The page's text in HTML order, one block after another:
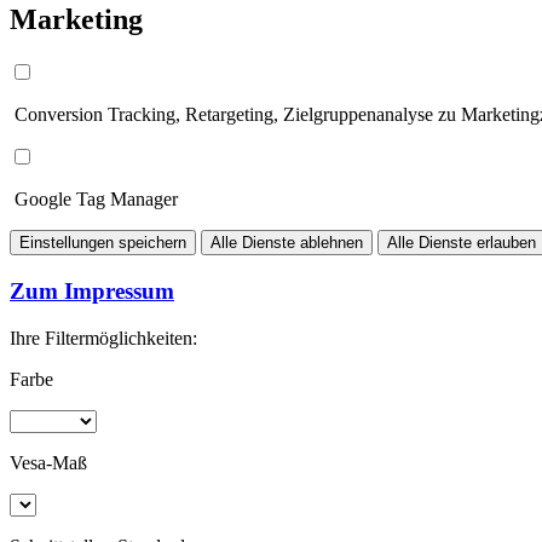
Marketing
Conversion Tracking, Retargeting, Zielgruppenanalyse zu
Google Tag Manager
Einstellungen speichern Alle Dienste ablehnen Alle Dienste erlauben
Zum Impressum
Ihre Filtermöglichkeiten:
Farbe
Vesa-Maß